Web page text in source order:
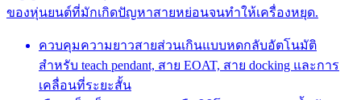
ของหุ่นยนต์ที่มักเกิดปัญหาสายหย่อนจนทำให้เครื่องหยุด.
ควบคุมความยาวสายส่วนเกินแบบหดกลับอัตโนมัติ
สำหรับ teach pendant, สาย EOAT, สาย docking และการ
เคลื่อนที่ระยะสั้น